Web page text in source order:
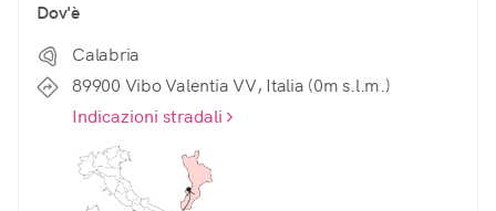
Dov'è
Calabria
89900 Vibo Valentia VV, Italia (0m s.l.m.)
Indicazioni stradali